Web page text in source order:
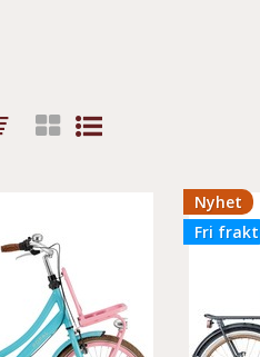
Nyhet
Fri frakt